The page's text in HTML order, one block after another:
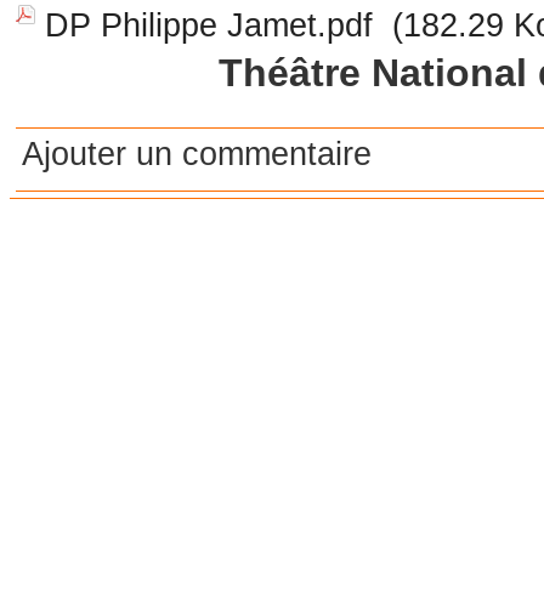
DP Philippe Jamet.pdf (182.29
Théâtre National
Ajouter un commentaire